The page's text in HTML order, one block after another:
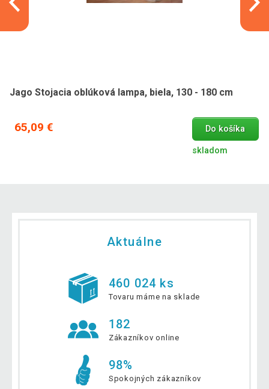
Jago Stojacia oblúková lampa, biela, 130 - 180 cm
65,09 € Do košíka
skladom
Aktuálne
460 024 ks
Tovaru máme na sklade
182
Zákazníkov online
98%
Spokojných zákazníkov